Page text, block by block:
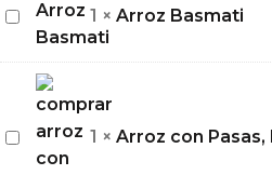
Arroz
Basmati
1 × Arroz Basmati
Arroz
con
1 × Arroz con Pasas,